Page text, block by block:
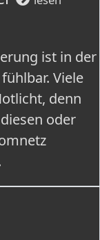
ist in der
Viele
denn
oder